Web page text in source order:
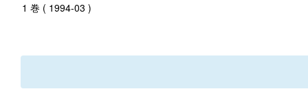
1 巻 ( 1994-03 )